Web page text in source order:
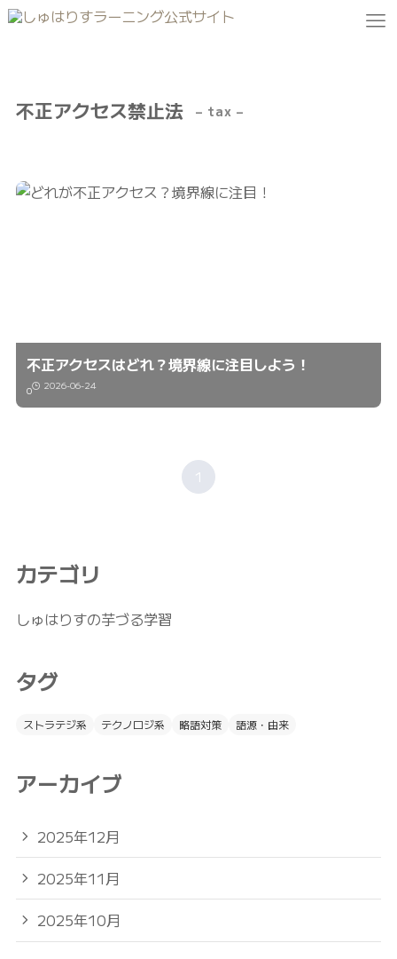
不正アクセス禁止法 – tax –
不正アクセスはどれ？境界線に注目しよう！
0 2026-06-24
1
カテゴリ
しゅはりすの芋づる学習
タグ
ストラテジ系 テクノロジ系 略語対策 語源・由来
アーカイブ
2025年12月
2025年11月
2025年10月